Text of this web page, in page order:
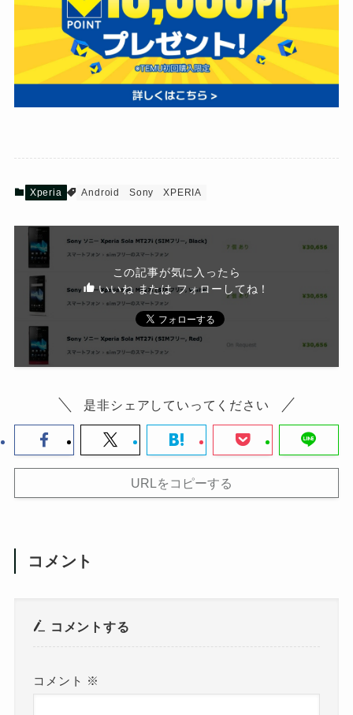
Xperia Android Sony XPERIA
この記事が気に入ったら
いいね または フォローしてね！
是非シェアしていってください
URLをコピーする
コメント
コメントする
コメント ※